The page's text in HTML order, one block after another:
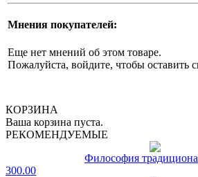
Мнения покупателей:
Еще нет мнений об этом товаре.
Пожалуйста, войдите, чтобы оставить
КОРЗИНА
Ваша корзина пуста.
РЕКОМЕНДУЕМЫЕ
Философия
300.00